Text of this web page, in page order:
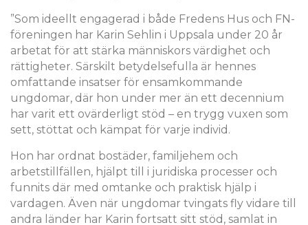
”Som ideellt engagerad i både Fredens Hus och FN-
föreningen har Karin Sehlin i Uppsala under 20 år
arbetat för att stärka människors värdighet och
rättigheter. Särskilt betydelsefulla är hennes
omfattande insatser för ensamkommande
ungdomar, där hon under mer än ett decennium
har varit ett ovärderligt stöd – en trygg vuxen som
sett, stöttat och kämpat för varje individ.
Hon har ordnat bostäder, familjehem och
arbetstillfällen, hjälpt till i juridiska processer och
funnits där med omtanke och praktisk hjälp i
vardagen. Även när ungdomar tvingats fly vidare till
andra länder har Karin fortsatt sitt stöd, samlat in